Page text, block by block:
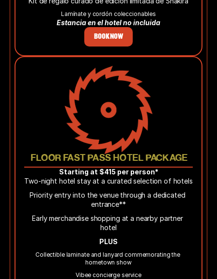
Lamínate y cordón coleccionables
Estancia en el hotel no incluida
BOOK NOW
FLOOR FAST PASS HOTEL PACKAGE
Starting at $415 per person*
Two-night hotel stay at a curated selection of hotels
Priority entry into the venue through a dedicated
entrance**
Early merchandise shopping at a nearby partner
hotel
PLUS
Collectible laminate and lanyard commemorating the
hometown show
Vibee concierge service